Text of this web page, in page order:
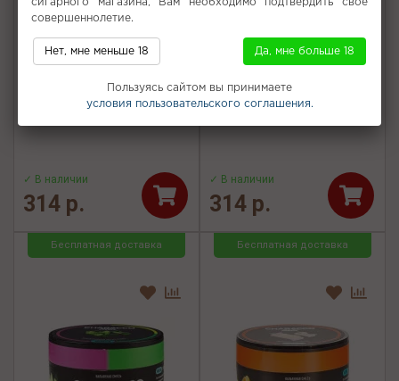
Chabacco Mix MEDIUM -
Fruictella (Фрутелла) 50г
✓ В наличии
314 р.
50г - Мармеладные мишки
(Gummy bears)
✓ В наличии
314 р.
Бесплатная доставка Бесплатная доставка
сигарного магазина, Вам необходимо подтвердить свое
совершеннолетие.
Нет, мне меньше 18 Да, мне больше 18
Пользуясь сайтом вы принимаете
условия пользовательского соглашения.